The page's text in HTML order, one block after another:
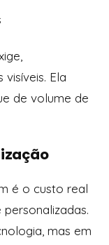
Ela
de volume de
é o custo real
mas em